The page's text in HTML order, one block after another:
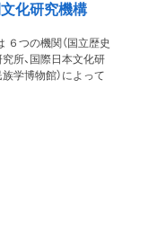
化研究機構
つの機関（国立歴史
所、国際日本文化研
学博物館）によって